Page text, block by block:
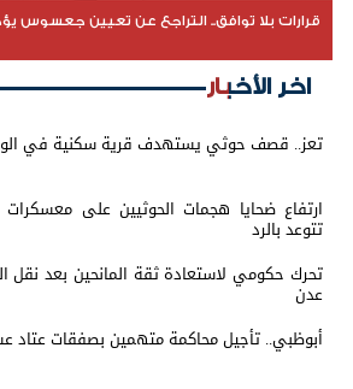
قرارات بلا توافق.. التراجع عن تعيين جعسوس
اخر الأخبار
تعز.. قصف حوثي يستهدف قرية سكنية في
ارتفاع ضحايا هجمات الحوثيين على معسكرات
تتوعد بالرد
تحرك حكومي لاستعادة ثقة المانحين بعد نقل
عدن
أبوظبي.. تأجيل محاكمة متهمين بصفقات عتاد